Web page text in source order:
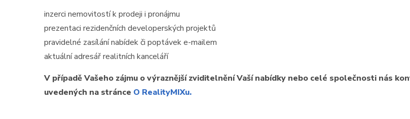
inzerci nemovitostí k prodeji i pronájmu
prezentaci rezidenčních developerských projektů
pravidelné zasílání nabídek či poptávek e-mailem
aktuální adresář realitních kanceláří
V případě Vašeho zájmu o výraznější zviditelnění Vaší nabídky nebo celé společnosti nás
uvedených na stránce O RealityMIXu.